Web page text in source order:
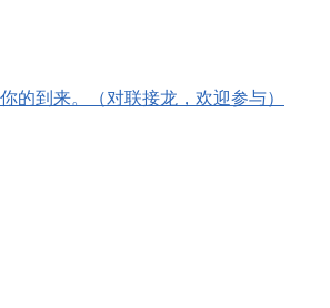
的到来。（对联接龙，欢迎参与）